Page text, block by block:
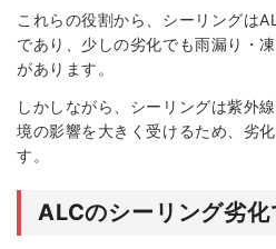
これらの役割から、シーリングは
であり、少しの劣化でも雨漏り・
があります。
しかしながら、シーリングは紫外
境の影響を大きく受けるため、劣
す。
ALCのシーリング劣